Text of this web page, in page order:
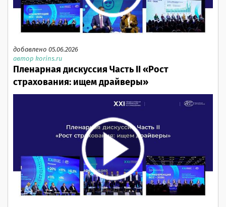
добавлено 05.06.2026
автор korins.ru
Пленарная дискуссия Часть II «Рост
страхования: ищем драйверы»